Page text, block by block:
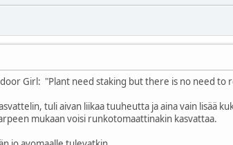
Girl: "Plant need staking but there is no need to
tuli aivan liikaa tuuheutta ja aina vain lisää
mukaan voisi runkotomaattinakin kasvattaa.